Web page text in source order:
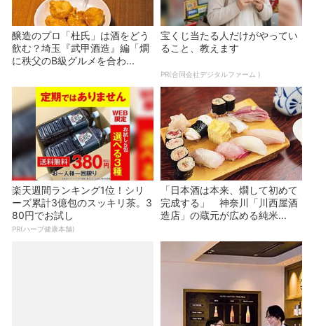
醸造のプロ「杜氏」は酒をどう
飲む？埼玉『武甲酒造』編「燗
に秩父のB級グルメを合わ...
宝くじ当たる人だけがやってい
ること、教えます
PR(合同会社デジタルファーム )
楽天週間ランキング1位！シリ
ーズ累計3億包のスッキリ茶。3
80円でお試し
PR(ハーブ健康本舗)
「日本酒は本来、燗して初めて
完成する」 神奈川「川西屋酒
造店」の蔵元が広める純米...